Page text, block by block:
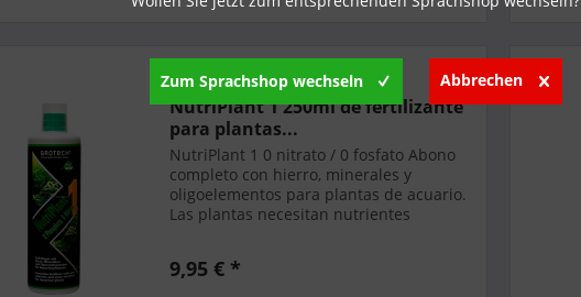
NutriPlant 1 250ml de fertilizante
para plantas...
NutriPlant 1 0 nitrato / 0 fosfato Abono
completo con hierro, minerales y
oligoelementos para plantas de acuario.
Las plantas necesitan nutrientes
dirigir su...
9,95 € *
Zum Sprachshop wechseln Abbrechen